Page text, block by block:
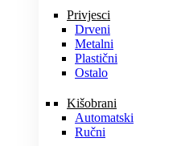
Privjesci
Drveni
Metalni
Plastični
Ostalo
Kišobrani
Automatski
Ručni